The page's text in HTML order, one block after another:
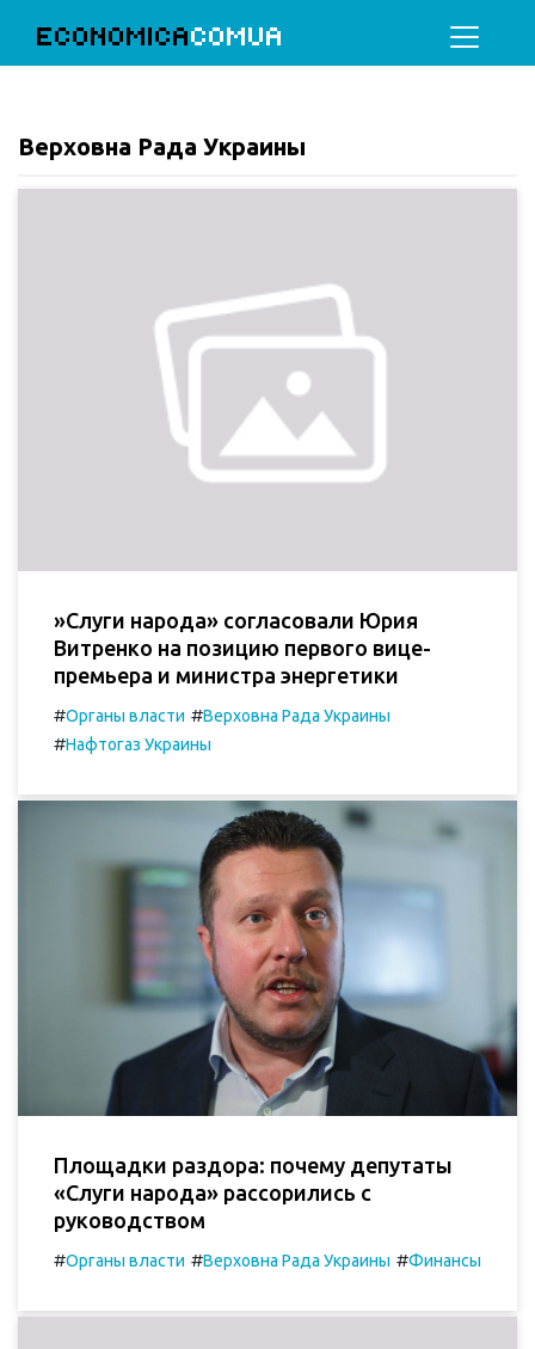
ECONOMICACOMUA
Верховна Рада Украины
»Слуги народа» согласовали Юрия
Витренко на позицию первого вице-
премьера и министра энергетики
#Органы власти #Верховна Рада Украины
#Нафтогаз Украины
Площадки раздора: почему депутаты
«Слуги народа» рассорились с
руководством
#Органы власти #Верховна Рада Украины #Финансы